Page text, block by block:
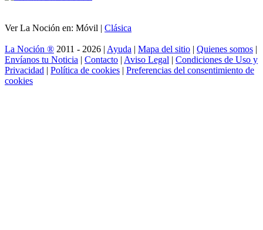
Ver La Noción en: Móvil | Clásica
La Noción ® 2011 - 2026 | Ayuda | Mapa del sitio | Quienes somos |
Envíanos tu Noticia | Contacto | Aviso Legal | Condiciones de Uso y
Privacidad | Política de cookies | Preferencias del consentimiento de
cookies